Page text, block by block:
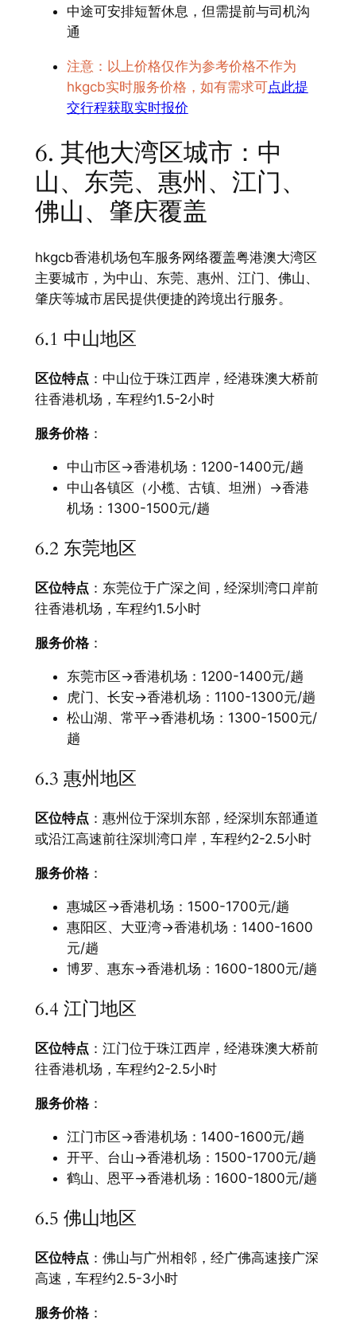
中途可安排短暂休息，但需提前与司机沟
通
注意：以上价格仅作为参考价格不作为
hkgcb实时服务价格，如有需求可点此提
交行程获取实时报价
6. 其他大湾区城市：中
山、东莞、惠州、江门、
佛山、肇庆覆盖
hkgcb香港机场包车服务网络覆盖粤港澳大湾区
主要城市，为中山、东莞、惠州、江门、佛山、
肇庆等城市居民提供便捷的跨境出行服务。
6.1 中山地区
区位特点 ：中山位于珠江西岸，经港珠澳大桥前
往香港机场，车程约1.5-2小时
服务价格：
中山市区→香港机场：1200-1400元/趟
中山各镇区（小榄、古镇、坦洲）→香港
机场：1300-1500元/趟
6.2 东莞地区
区位特点 ：东莞位于广深之间，经深圳湾口岸前
往香港机场，车程约1.5小时
服务价格：
东莞市区→香港机场：1200-1400元/趟
虎门、长安→香港机场：1100-1300元/趟
松山湖、常平→香港机场：1300-1500元/
趟
6.3 惠州地区
区位特点 ：惠州位于深圳东部，经深圳东部通道
或沿江高速前往深圳湾口岸，车程约2-2.5小时
服务价格：
惠城区→香港机场：1500-1700元/趟
惠阳区、大亚湾→香港机场：1400-1600
元/趟
博罗、惠东→香港机场：1600-1800元/趟
6.4 江门地区
区位特点 ：江门位于珠江西岸，经港珠澳大桥前
往香港机场，车程约2-2.5小时
服务价格：
江门市区→香港机场：1400-1600元/趟
开平、台山→香港机场：1500-1700元/趟
鹤山、恩平→香港机场：1600-1800元/趟
6.5 佛山地区
区位特点 ：佛山与广州相邻，经广佛高速接广深
高速，车程约2.5-3小时
服务价格：